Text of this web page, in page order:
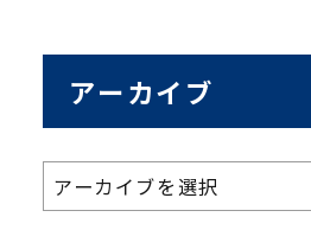
アーカイブ
アーカイブを選択